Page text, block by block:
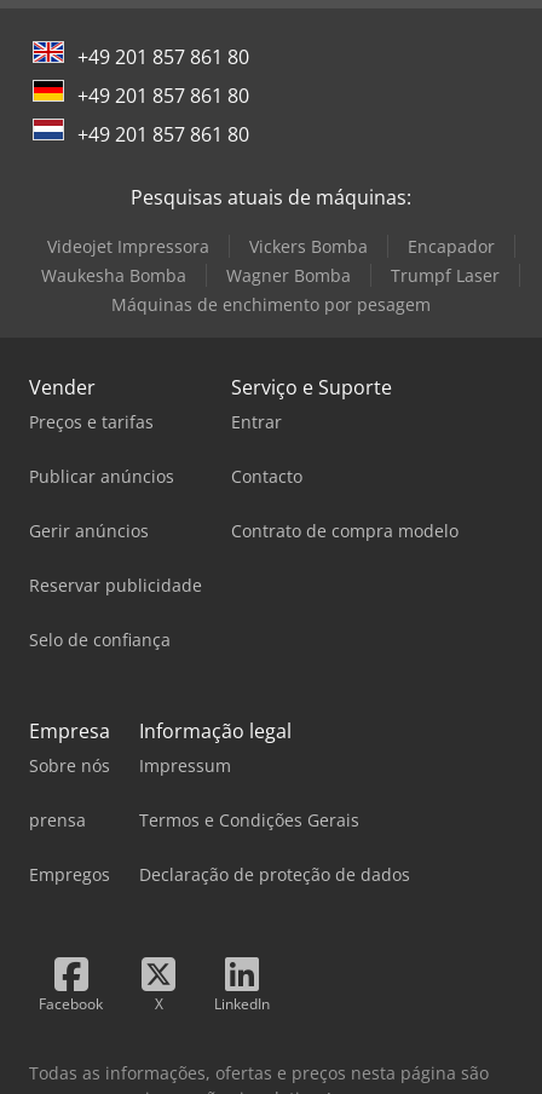
+49 201 857 861 80
+49 201 857 861 80
+49 201 857 861 80
Pesquisas atuais de máquinas:
Videojet Impressora Vickers Bomba
Encapador
Waukesha Bomba
Wagner Bomba
Trumpf Laser
Máquinas de enchimento por pesagem
Vender
Preços e tarifas
Publicar anúncios
Gerir anúncios
Reservar publicidade
Selo de confiança
Serviço e Suporte
Entrar
Contacto
Contrato de compra modelo
Empresa
Sobre nós
prensa
Empregos
Informação legal
Impressum
Termos e Condições Gerais
Declaração de proteção de dados
Facebook X LinkedIn
Todas as informações, ofertas e preços nesta página são